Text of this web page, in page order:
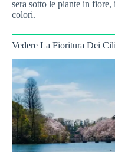
sera sotto le piante in
colori.
Vedere La Fioritura Dei